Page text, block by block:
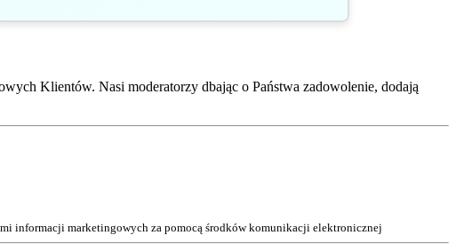
Klientów. Nasi moderatorzy dbając o Państwa zadowolenie, dodają
mi informacji marketingowych za pomocą środków komunikacji elektronicznej